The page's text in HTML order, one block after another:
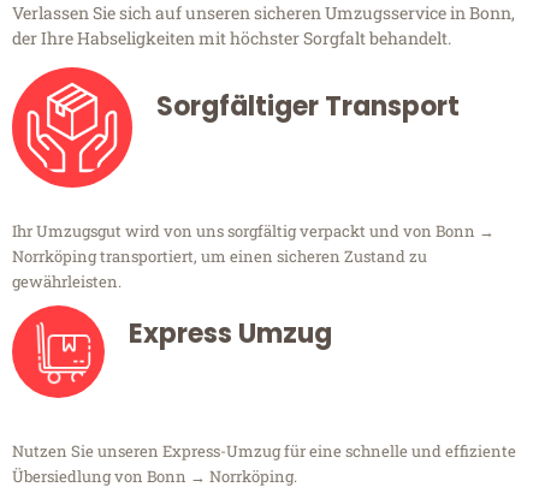
Verlassen Sie sich auf unseren sicheren Umzugsservice in Bonn,
der Ihre Habseligkeiten mit höchster Sorgfalt behandelt.
Sorgfältiger Transport
Ihr Umzugsgut wird von uns sorgfältig verpackt und von Bonn →
Norrköping transportiert, um einen sicheren Zustand zu
gewährleisten.
Express Umzug
Nutzen Sie unseren Express-Umzug für eine schnelle und effiziente
Übersiedlung von Bonn → Norrköping.